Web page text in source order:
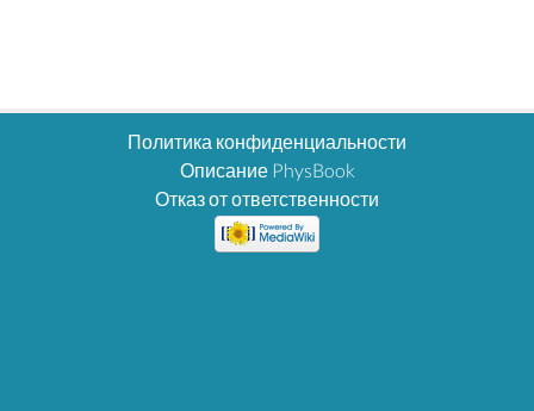
Политика конфиденциальности
Описание PhysBook
Отказ от ответственности